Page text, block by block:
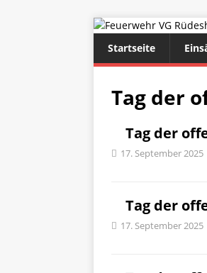
Startseite
Tag der
Tag der
17. September 2025
Tag der
17. September 2025